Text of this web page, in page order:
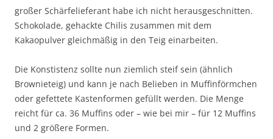
großer Schärfelieferant habe ich nicht herausgeschnitten.
Schokolade, gehackte Chilis zusammen mit dem
Kakaopulver gleichmäßig in den Teig einarbeiten.
Die Konstistenz sollte nun ziemlich steif sein (ähnlich
Brownieteig) und kann je nach Belieben in Muffinförmchen
oder gefettete Kastenformen gefüllt werden. Die Menge
reicht für ca. 36 Muffins oder – wie bei mir – für 12 Muffins
und 2 größere Formen.